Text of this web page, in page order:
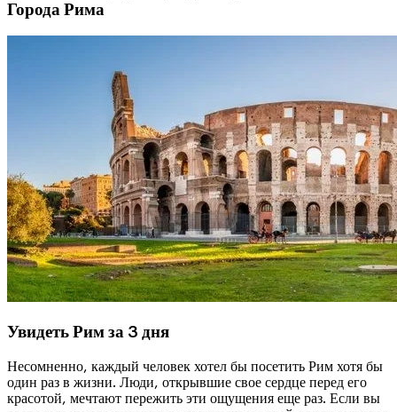
Города Рима
Увидеть Рим за 3 дня
Несомненно, каждый человек хотел бы посетить Рим хотя бы
один раз в жизни. Люди, открывшие свое сердце перед его
красотой, мечтают пережить эти ощущения еще раз. Если вы